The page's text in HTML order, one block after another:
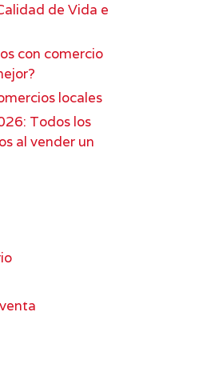
de Vida e
con comercio
locales
Todos los
al vender un